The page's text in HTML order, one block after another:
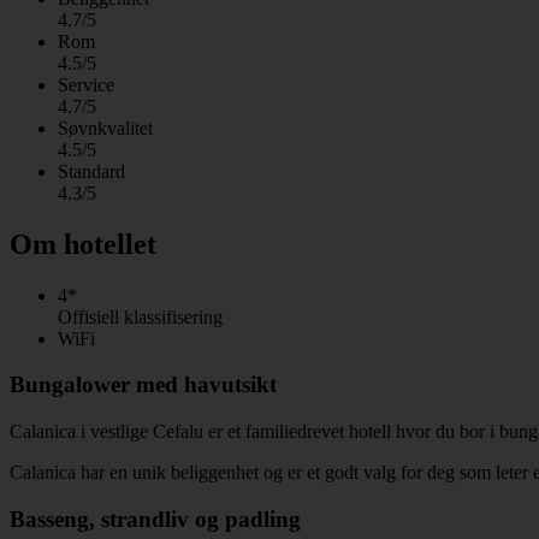
4.7/5
Rom
4.5/5
Service
4.7/5
Søvnkvalitet
4.5/5
Standard
4.3/5
Om hotellet
4*
Offisiell klassifisering
WiFi
Bungalower med havutsikt
Calanica i vestlige Cefalu er et familiedrevet hotell hvor du bor i
Calanica har en unik beliggenhet og er et godt valg for deg som leter
Basseng, strandliv og padling